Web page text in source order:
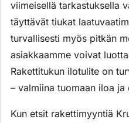
viimeisellä tarkastuksella
täyttävät tiukat
turvallisesti myös pitkän
asiakkaamme voivat
Rakettitukun ilotulite on
– valmiina tuomaan iloa
Kun etsit rakettimyyntiä